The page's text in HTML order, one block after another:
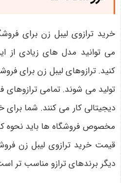
خرید ترازوی لیبل زن برای
می ‌توانید مدل‌ های زیادی از
کنید. ترازوهای لیبل زن برای
تولید می‌ شوند. تمامی
دیجیتالی کار می‌ کنند. شما برای
مخصوص فروشگاه ها باید نحوه کار
قیمت خرید ترازوی لیبل زن
دیگر برندهای ترازو مناسب ‌تر